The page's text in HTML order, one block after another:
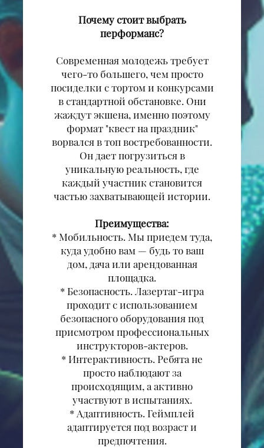
Почему стоит выбрать
перформанс?
Современная молодежь требует
чего-то большего, чем просто
посиделки с тортом и конкурсами
в стандартной обстановке. Они
жаждут экшена, именно поэтому
формат "квест на праздник"
ворвался в топ востребованности.
Он дает погрузиться в
уникальную реальность, где
каждый участник становится
частью захватывающей истории.
Преимущества:
* Мобильность. Мы приедем туда,
куда удобно вам — будь то ваш
дом, дача или арендованная
площадка.
* Безопасность. Лазертаг-игра
проходит с использованием
безопасного оборудования под
присмотром профессиональных
инструкторов-актеров.
* Интерактивность. Ребята не
просто наблюдают за
происходящим, а активно
участвуют в испытаниях.
* Адаптивность. Геймплей
адаптируется под возраст и
предпочтения.